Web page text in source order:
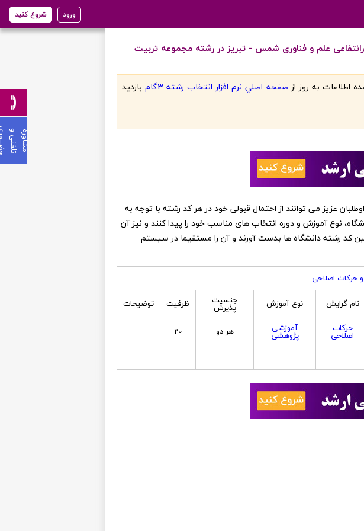
ورود شروع کنید
علم و فناوری شمس - تبریز در رشته مجموعه تربیت
اطلاعات به روز از صفحه اصلي نرم افزار انتخاب رشته 3گام
بازديد
96 نیز موجود می باشد و در آنجا داوطلبان عزیز می توانند از احتمال قبولی خود در هر کد رشته با توجه به
نوع آموزش و دوره انتخاب های مناسب خود را پیدا کنند و نیز آن
کد رشته دانشگاه ها بدست آورند و آن را مستقیما در سیستم
نام گرایش نوع آموزش جنسیت
پذیرش ظرفیت توضیحات
حرکات
اصلاحی
آموزشی
پژوهشی هر دو 20
م
ش
ا
و
ر
ه
ت
ل
ف
ن
ی
و
ح
ض
ـ
ـ
ـ
و
ر